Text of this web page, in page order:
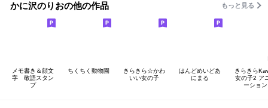
かに沢のりおの他の作品 もっと見る
メモ書き＆顔文
字 敬語スタン
プ
ちくちく動物園
きらきら☆かわ
いい女の子
はんどめいどあ
にまる
きらきら
女の子2 ア
ーション